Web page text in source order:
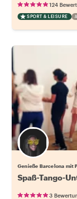
124
SPORT & LEISURE
Genieße Barcelona mit
Spaß-Tango-
3